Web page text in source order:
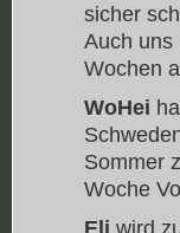
sicher
Auch uns
Wochen
WoHei
Sommer
Woche
Eli wird